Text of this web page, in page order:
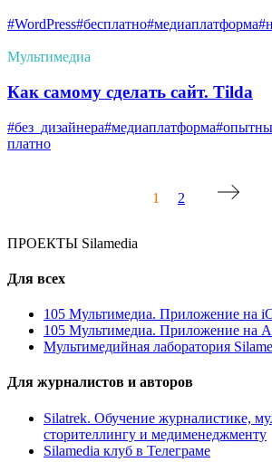
#WordPress#бесплатно#медиаплатформа
Мультимедиа
Как самому сделать сайт. Tilda
#без_дизайнера#медиаплатформа
платно
записям
1 2
ПРОЕКТЫ Silamedia
Для всех
105 Мультимедиа. Приложение на
105 Мультимедиа. Приложение на
Мультимедийная лаборатория
Для журналистов и авторов
Silatrek. Обучение журналистике,
сторителлингу и медименеджменту
Silamedia клуб в Телеграме